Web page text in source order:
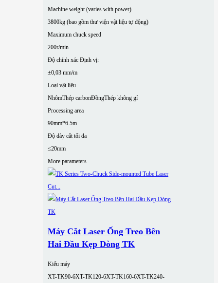
Machine weight (varies with power)
3800kg (bao gồm thư viện vật liệu tự động)
Maximum chuck speed
200r/min
Độ chính xác Định vị:
±0,03 mm/m
Loại vật liệu
NhômThép carbonĐồngThép không gỉ
Processing area
90mm*6.5m
Độ dày cắt tối đa
≤20mm
More parameters
Máy Cắt Laser Ống Treo Bên
Hai Đầu Kẹp Dòng TK
Kiểu máy
XT-TK90-6XT-TK120-6XT-TK160-6XT-TK240-